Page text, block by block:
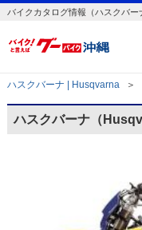
バイクカタログ情報（ハスクバー
ハスクバーナ | Husqvarna ＞
ハスクバーナ（